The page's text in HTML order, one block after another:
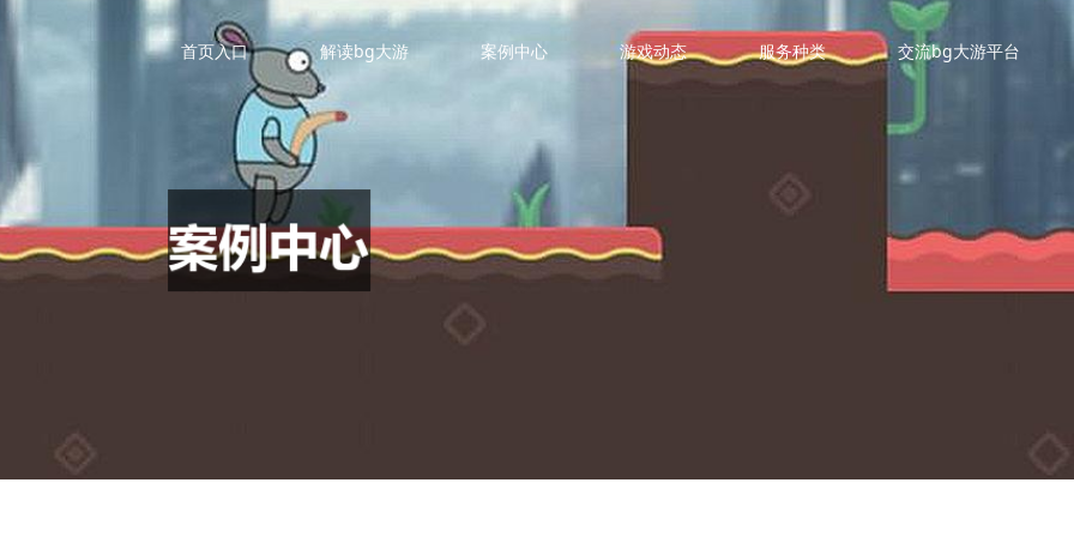
首页入口 解读bg大游 案例中心 游戏动态 服务种类 交流bg大游平台